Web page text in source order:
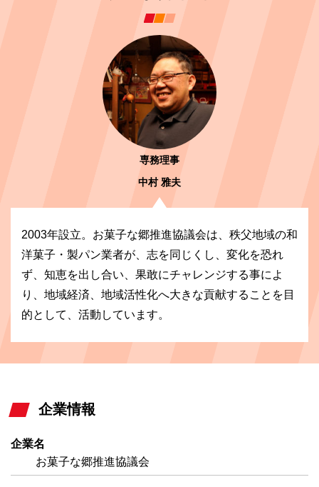
専務理事
中村 雅夫
2003年設立。お菓子な郷推進協議会は、秩父地域の和
洋菓子・製パン業者が、志を同じくし、変化を恐れ
ず、知恵を出し合い、果敢にチャレンジする事によ
り、地域経済、地域活性化へ大きな貢献することを目
的として、活動しています。
企業情報
企業名
お菓子な郷推進協議会